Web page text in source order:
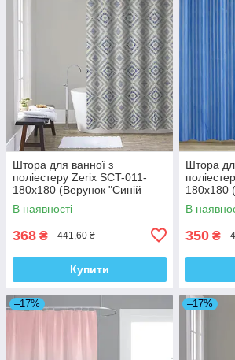
Штора для ванної з
поліестеру Zerix SCT-011-
180x180 (Верунок "Синій
ромб на сірому") (ZX4982)
В наявності
368 ₴ 441,60 ₴
Купити
Штора
180x180
(ZX4994)
В
350 ₴
–17% –17%